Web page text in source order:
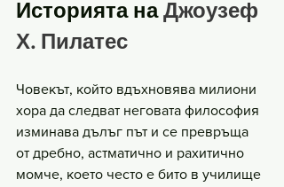
Историята на Джоузеф
Х. Пилатес
Човекът, който вдъхновява милиони
хора да следват неговата философия
изминава дълъг път и се превръща
от дребно, астматично и рахитично
момче, което често е бито в училище